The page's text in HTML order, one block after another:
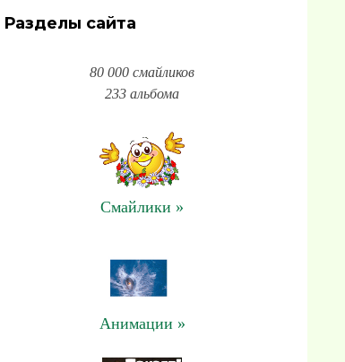
Разделы сайта
80 000 смайликов
233 альбома
Смайлики »
Анимации »